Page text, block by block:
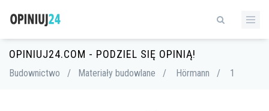
OPINIUJ24.COM - PODZIEL SIĘ OPINIĄ!
Budownictwo / Materiały budowlane / Hörmann / 1